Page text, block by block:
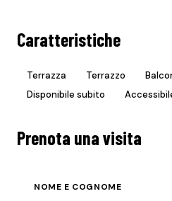
Caratteristiche
Terrazza Terrazzo
Disponibile subito
Prenota una visita
NOME E COGNOME